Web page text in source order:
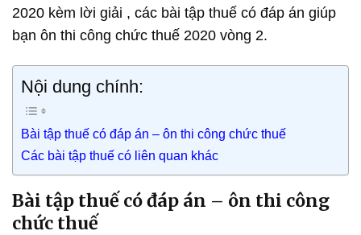
2020 kèm lời giải , các bài tập thuế có đáp án giúp
bạn ôn thi công chức thuế 2020 vòng 2.
Nội dung chính:
Bài tập thuế có đáp án – ôn thi công chức thuế
Các bài tập thuế có liên quan khác
Bài tập thuế có đáp án – ôn thi công
chức thuế